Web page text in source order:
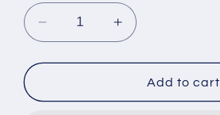
Decrease
quantity
for
2
Increase
quantity
for
Nawras
2
Add to cart